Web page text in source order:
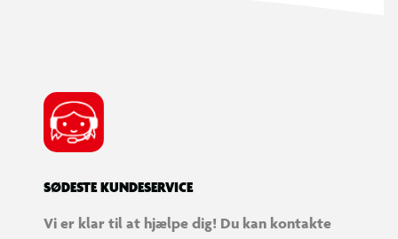
SØDESTE KUNDESERVICE
Vi er klar til at hjælpe dig! Du kan kontakte